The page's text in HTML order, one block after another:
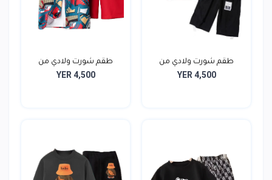
طقم شورت ولادي من
قطعتي...
YER 4,500
طقم شورت ولادي من
قطعتي...
YER 4,500